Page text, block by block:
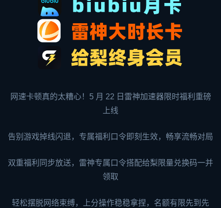
网速卡顿真的太糟心！5 月 22 日 雷神加速器限时福利重磅
上线
告别游戏掉线闪退，专属福利口令即刻生效，畅享流畅对局
双重福利同步放送，雷神专属口令搭配给梨限量兑换码一并
领取
轻松摆脱网络束缚，上分操作稳稳拿捏，名额有限先到先